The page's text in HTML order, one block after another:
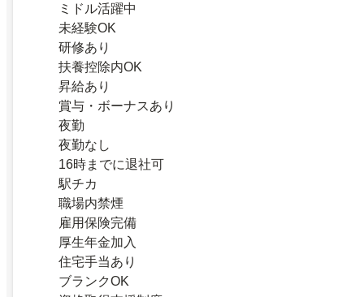
ミドル活躍中
未経験OK
研修あり
扶養控除内OK
昇給あり
賞与・ボーナスあり
夜勤
夜勤なし
16時までに退社可
駅チカ
職場内禁煙
雇用保険完備
厚生年金加入
住宅手当あり
ブランクOK